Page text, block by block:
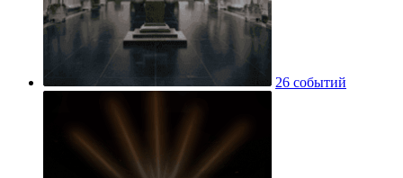
26 событий